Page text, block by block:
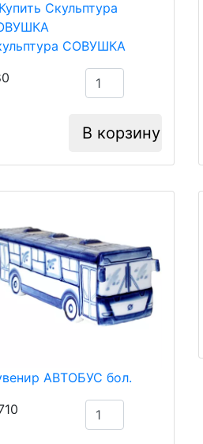
СОВУШКА
В корзину
АВТОБУС бол.